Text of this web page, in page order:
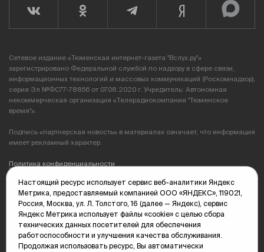
Сетевое издание «Тюменская интернет-газета "Вслух.ру"»
зарегистрировано Федеральной службой по надзору в сфере связи,
информационных технологий и массовых коммуникаций (Роскомнадзор),
серия Эл №ФС77-78856 от 07.08.2020 г. Учредитель: Автономная
некоммерческая организация «Телерадиокомпания "Тюменское
время"».
Подпись «партнерская новость» в материалах означает, что информация
имеет рекламный характер.
Политика конфиденциальности
Редакция: 625035, Тюмень, пр. Геологоразведчиков, 28А
(3452) 68-89-05
edit@vsluh.ru
Главный редактор: Панкина Т.Ю.
kika@vsluh.ru
Настоящий ресурс использует сервис веб-аналитики Яндекс
Метрика, предоставляемый компанией ООО «ЯНДЕКС», 119021,
Россия, Москва, ул. Л. Толстого, 16 (далее — Яндекс), сервис
Яндекс Метрика использует файлы «cookie» с целью сбора
технических данных посетителей для обеспечения
работоспособности и улучшения качества обслуживания.
Продолжая использовать ресурс, Вы автоматически